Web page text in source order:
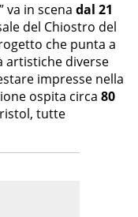
va in scena dal 21
del Chiostro del
che punta a
artistiche diverse
impresse nella
ospita circa 80
tutte